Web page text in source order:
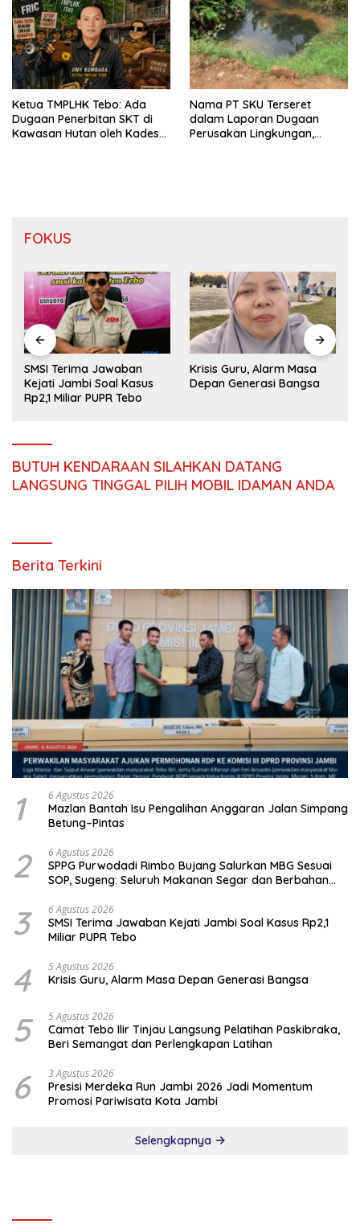
Ketua TMPLHK Tebo: Ada
Dugaan Penerbitan SKT di
Kawasan Hutan oleh Kades
Nama PT SKU Terseret
dalam Laporan Dugaan
Perusakan Lingkungan,
FOKUS
SMSI Terima Jawaban
Kejati Jambi Soal Kasus
Rp2,1 Miliar PUPR Tebo
Krisis Guru, Alarm Masa
Depan Generasi Bangsa
BUTUH KENDARAAN SILAHKAN DATANG
LANGSUNG TINGGAL PILIH MOBIL IDAMAN ANDA
Berita Terkini
1 6 Agustus 2026
Mazlan Bantah Isu Pengalihan Anggaran Jalan Simpang
Betung–Pintas
2 6 Agustus 2026
SPPG Purwodadi Rimbo Bujang Salurkan MBG Sesuai
SOP, Sugeng: Seluruh Makanan Segar dan Berbahan
3 6 Agustus 2026
SMSI Terima Jawaban Kejati Jambi Soal Kasus Rp2,1
Miliar PUPR Tebo
4 5 Agustus 2026
Krisis Guru, Alarm Masa Depan Generasi Bangsa
5 5 Agustus 2026
Camat Tebo Ilir Tinjau Langsung Pelatihan Paskibraka,
Beri Semangat dan Perlengkapan Latihan
6 3 Agustus 2026
Presisi Merdeka Run Jambi 2026 Jadi Momentum
Promosi Pariwisata Kota Jambi
Selengkapnya